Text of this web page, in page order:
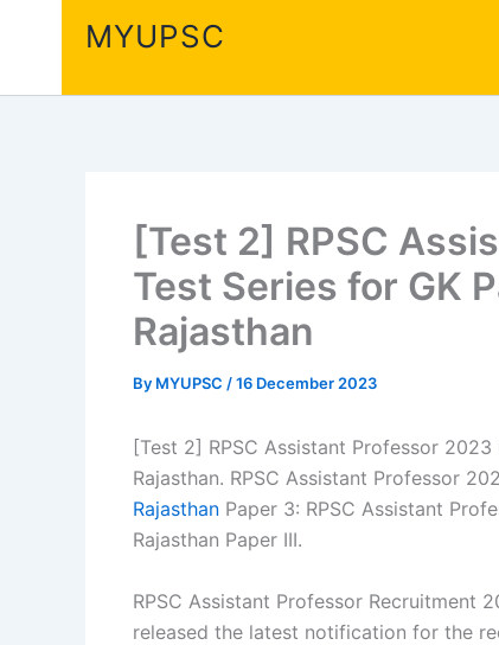
MYUPSC
[Test 2] RPSC
Test Series for GK
Rajasthan
By MYUPSC /16 December 2023
[Test 2] RPSC Assistant Professor
Rajasthan. RPSC Assistant Professor
Rajasthan Paper 3: RPSC Assistant
Rajasthan Paper III.
RPSC Assistant Professor Recruitment
released the latest notification for the